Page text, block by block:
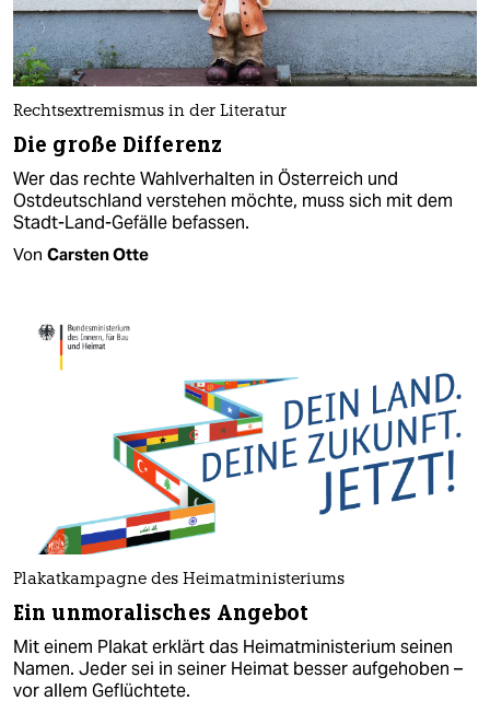
Rechtsextremismus in der Literatur
Die große Differenz
Wer das rechte Wahlverhalten in Österreich und
Ostdeutschland verstehen möchte, muss sich mit dem
Stadt-Land-Gefälle befassen.
Von Carsten Otte
Plakatkampagne des Heimatministeriums
Ein unmoralisches Angebot
Mit einem Plakat erklärt das Heimatministerium seinen
Namen. Jeder sei in seiner Heimat besser aufgehoben –
vor allem Geflüchtete.